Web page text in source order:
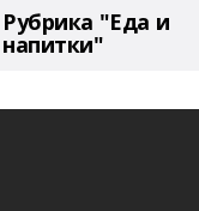
Рубрика "Еда и
напитки"